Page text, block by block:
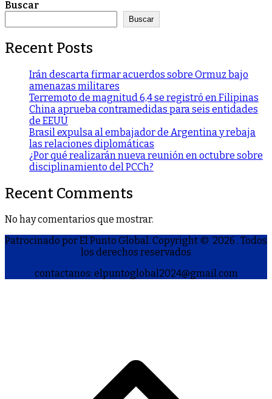
Buscar
Buscar
Recent Posts
Irán descarta firmar acuerdos sobre Ormuz bajo
amenazas militares
Terremoto de magnitud 6,4 se registró en Filipinas
China aprueba contramedidas para seis entidades
de EEUU
Brasil expulsa al embajador de Argentina y rebaja
las relaciones diplomáticas
¿Por qué realizarán nueva reunión en octubre sobre
disciplinamiento del PCCh?
Recent Comments
No hay comentarios que mostrar.
Patrocinado por El Punto Global. Copyright © 2026 . Todos
los derechos reservados
contactanos: elpuntoglobal2024@gmail.com